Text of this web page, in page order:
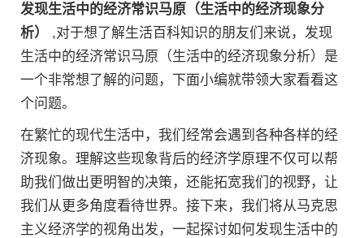
发现生活中的经济常识马原（生活中的经济现象分
析） ,对于想了解生活百科知识的朋友们来说，发现
生活中的经济常识马原（生活中的经济现象分析）是
一个非常想了解的问题，下面小编就带领大家看看这
个问题。
在繁忙的现代生活中，我们经常会遇到各种各样的经
济现象。理解这些现象背后的经济学原理不仅可以帮
助我们做出更明智的决策，还能拓宽我们的视野，让
我们从更多角度看待世界。接下来，我们将从马克思
主义经济学的视角出发，一起探讨如何发现生活中的